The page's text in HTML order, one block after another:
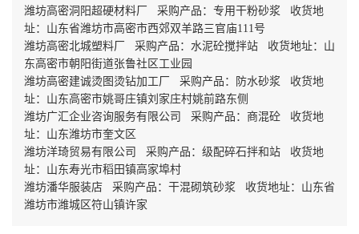
潍坊高密洞阳超硬材料厂 采购产品：专用干粉砂浆 收货地
址：山东省潍坊市高密市西郊双羊路三官庙111号
潍坊高密北城塑料厂 采购产品：水泥砼搅拌站 收货地址：山
东高密市朝阳街道张鲁社区工业园
潍坊高密建诚烫图烫钻加工厂 采购产品：防水砂浆 收货地
址：山东高密市姚哥庄镇刘家庄村姚前路东侧
潍坊广汇企业咨询服务有限公司 采购产品：商混砼 收货地
址：山东潍坊市奎文区
潍坊洋琦贸易有限公司 采购产品：级配碎石拌和站 收货地
址：山东寿光市稻田镇高家埠村
潍坊潘华服装店 采购产品：干混砌筑砂浆 收货地址：山东省
潍坊市潍城区符山镇许家